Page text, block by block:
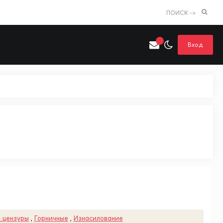
ПОИСК ->
Вход
цензуры Горничные Изнасилование